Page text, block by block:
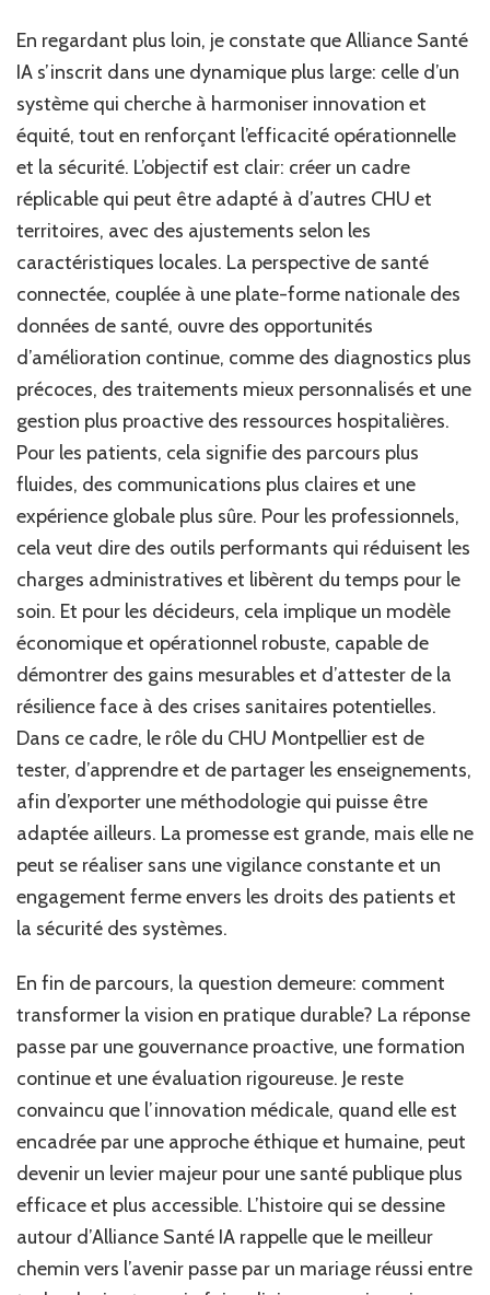
En regardant plus loin, je constate que Alliance Santé
IA s’inscrit dans une dynamique plus large: celle d’un
système qui cherche à harmoniser innovation et
équité, tout en renforçant l’efficacité opérationnelle
et la sécurité. L’objectif est clair: créer un cadre
réplicable qui peut être adapté à d’autres CHU et
territoires, avec des ajustements selon les
caractéristiques locales. La perspective de santé
connectée, couplée à une plate-forme nationale des
données de santé, ouvre des opportunités
d’amélioration continue, comme des diagnostics plus
précoces, des traitements mieux personnalisés et une
gestion plus proactive des ressources hospitalières.
Pour les patients, cela signifie des parcours plus
fluides, des communications plus claires et une
expérience globale plus sûre. Pour les professionnels,
cela veut dire des outils performants qui réduisent les
charges administratives et libèrent du temps pour le
soin. Et pour les décideurs, cela implique un modèle
économique et opérationnel robuste, capable de
démontrer des gains mesurables et d’attester de la
résilience face à des crises sanitaires potentielles.
Dans ce cadre, le rôle du CHU Montpellier est de
tester, d’apprendre et de partager les enseignements,
afin d’exporter une méthodologie qui puisse être
adaptée ailleurs. La promesse est grande, mais elle ne
peut se réaliser sans une vigilance constante et un
engagement ferme envers les droits des patients et
la sécurité des systèmes.
En fin de parcours, la question demeure: comment
transformer la vision en pratique durable? La réponse
passe par une gouvernance proactive, une formation
continue et une évaluation rigoureuse. Je reste
convaincu que l’innovation médicale, quand elle est
encadrée par une approche éthique et humaine, peut
devenir un levier majeur pour une santé publique plus
efficace et plus accessible. L’histoire qui se dessine
autour d’Alliance Santé IA rappelle que le meilleur
chemin vers l’avenir passe par un mariage réussi entre